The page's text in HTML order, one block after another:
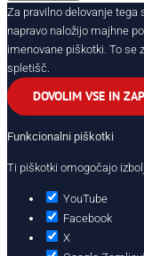
Za pravilno delovanje
napravo naložijo majhne
imenovane piškotki. To se
spletišč.
DOVOLIM VSE IN
Funkcionalni piškotki
Ti piškotki omogočajo
YouTube
Facebook
X